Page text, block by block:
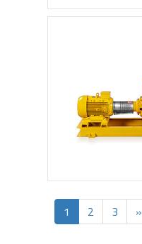
1 2 3 »